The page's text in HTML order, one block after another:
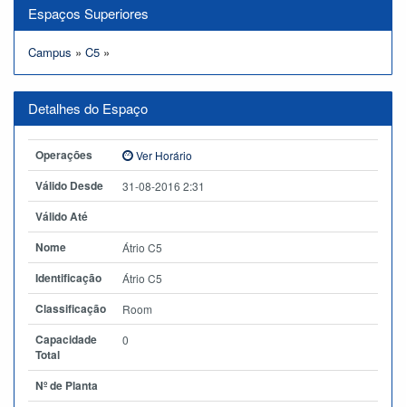
Espaços Superiores
Campus » C5 »
Detalhes do Espaço
Operações Ver Horário
Válido Desde 31-08-2016 2:31
Válido Até
Nome
Átrio C5
Identificação Átrio C5
Classificação Room
Capacidade
Total
0
Nº de Planta